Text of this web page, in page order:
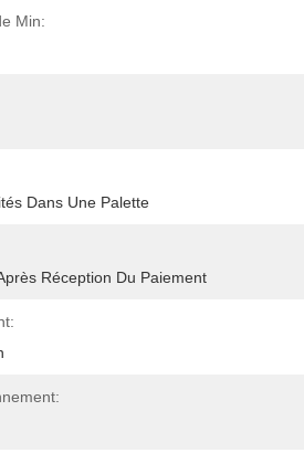
Min:
Dans Une Palette
Réception Du Paiement